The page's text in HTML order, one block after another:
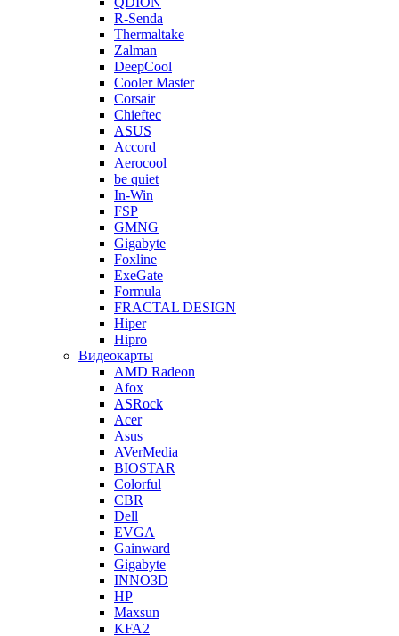
R-Senda
Thermaltake
Zalman
DeepCool
Cooler Master
Corsair
Chieftec
ASUS
Accord
Aerocool
be quiet
In-Win
FSP
GMNG
Gigabyte
Foxline
ExeGate
Formula
FRACTAL DESIGN
Hiper
Hipro
Видеокарты
AMD Radeon
Afox
ASRock
Acer
Asus
AVerMedia
BIOSTAR
Colorful
CBR
Dell
EVGA
Gainward
Gigabyte
INNO3D
HP
Maxsun
KFA2